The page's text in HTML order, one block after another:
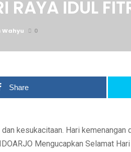
RAYA IDUL
Wahyu 0
Share
kesukacitaan. Hari
Mengucapkan Selamat